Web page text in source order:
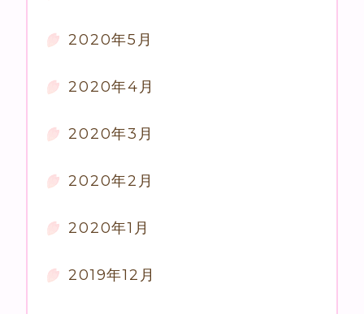
2020年5月
2020年4月
2020年3月
2020年2月
2020年1月
2019年12月